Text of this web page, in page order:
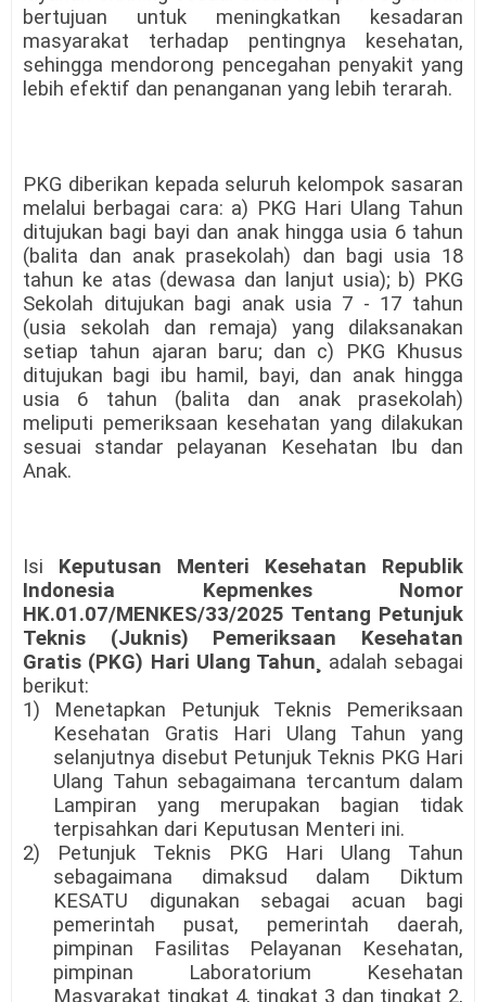
bertujuan untuk meningkatkan kesadaran
masyarakat terhadap pentingnya kesehatan,
sehingga mendorong pencegahan penyakit yang
lebih efektif dan penanganan yang lebih terarah.
PKG diberikan kepada seluruh kelompok sasaran
melalui berbagai cara: a) PKG Hari Ulang Tahun
ditujukan bagi bayi dan anak hingga usia 6 tahun
(balita dan anak prasekolah) dan bagi usia 18
tahun ke atas (dewasa dan lanjut usia); b) PKG
Sekolah ditujukan bagi anak usia 7 - 17 tahun
(usia sekolah dan remaja) yang dilaksanakan
setiap tahun ajaran baru; dan c) PKG Khusus
ditujukan bagi ibu hamil, bayi, dan anak hingga
usia 6 tahun (balita dan anak prasekolah)
meliputi pemeriksaan kesehatan yang dilakukan
sesuai standar pelayanan Kesehatan Ibu dan
Anak.
Isi Keputusan Menteri Kesehatan Republik
Indonesia Kepmenkes Nomor
HK.01.07/MENKES/33/2025 Tentang Petunjuk
Teknis (Juknis) Pemeriksaan Kesehatan
Gratis (PKG) Hari Ulang Tahun¸ adalah sebagai
berikut:
1) Menetapkan Petunjuk Teknis Pemeriksaan
Kesehatan Gratis Hari Ulang Tahun yang
selanjutnya disebut Petunjuk Teknis PKG Hari
Ulang Tahun sebagaimana tercantum dalam
Lampiran yang merupakan bagian tidak
terpisahkan dari Keputusan Menteri ini.
2) Petunjuk Teknis PKG Hari Ulang Tahun
sebagaimana dimaksud dalam Diktum
KESATU digunakan sebagai acuan bagi
pemerintah pusat, pemerintah daerah,
pimpinan Fasilitas Pelayanan Kesehatan,
pimpinan Laboratorium Kesehatan
Masyarakat tingkat 4, tingkat 3 dan tingkat 2,